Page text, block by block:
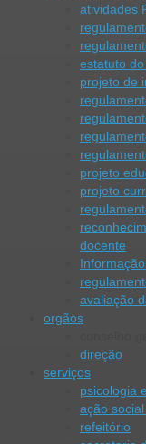
atividades
estatuto do
projeto de
projeto
projeto
docente
avaliação
orgãos
direção
serviços
psicologia
ação
refeitório